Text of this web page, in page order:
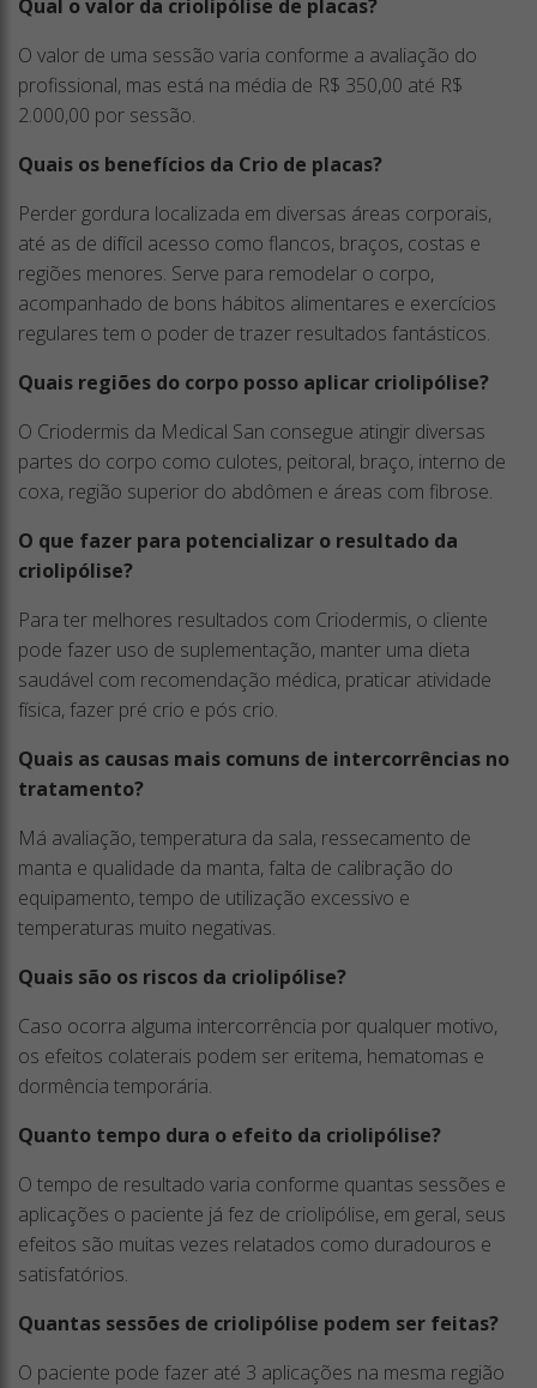
Qual o valor da criolipólise de placas?
O valor de uma sessão varia conforme a avaliação do
profissional, mas está na média de R$ 350,00 até R$
2.000,00 por sessão.
Quais os benefícios da Crio de placas?
Perder gordura localizada em diversas áreas corporais,
até as de difícil acesso como flancos, braços, costas e
regiões menores. Serve para remodelar o corpo,
acompanhado de bons hábitos alimentares e exercícios
regulares tem o poder de trazer resultados fantásticos.
Quais regiões do corpo posso aplicar criolipólise?
O Criodermis da Medical San consegue atingir diversas
partes do corpo como culotes, peitoral, braço, interno de
coxa, região superior do abdômen e áreas com fibrose.
O que fazer para potencializar o resultado da
criolipólise?
Para ter melhores resultados com Criodermis, o cliente
pode fazer uso de suplementação, manter uma dieta
saudável com recomendação médica, praticar atividade
física, fazer pré crio e pós crio.
Quais as causas mais comuns de intercorrências no
tratamento?
Má avaliação, temperatura da sala, ressecamento de
manta e qualidade da manta, falta de calibração do
equipamento, tempo de utilização excessivo e
temperaturas muito negativas.
Quais são os riscos da criolipólise?
Caso ocorra alguma intercorrência por qualquer motivo,
os efeitos colaterais podem ser eritema, hematomas e
dormência temporária.
Quanto tempo dura o efeito da criolipólise?
O tempo de resultado varia conforme quantas sessões e
aplicações o paciente já fez de criolipólise, em geral, seus
efeitos são muitas vezes relatados como duradouros e
satisfatórios.
Quantas sessões de criolipólise podem ser feitas?
O paciente pode fazer até 3 aplicações na mesma região